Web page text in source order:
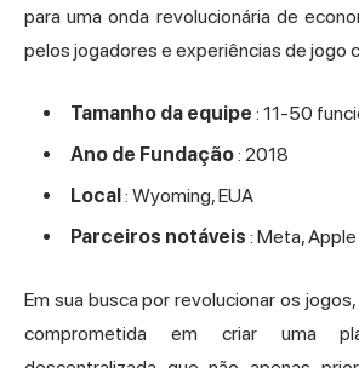
para uma onda revolucionária de
pelos jogadores e experiências de jogo
Tamanho da equipe : 11-50
Ano de Fundação: 2018
Local: Wyoming, EUA
Parceiros notáveis : Meta, Apple
Em sua busca por revolucionar os
comprometida em criar uma